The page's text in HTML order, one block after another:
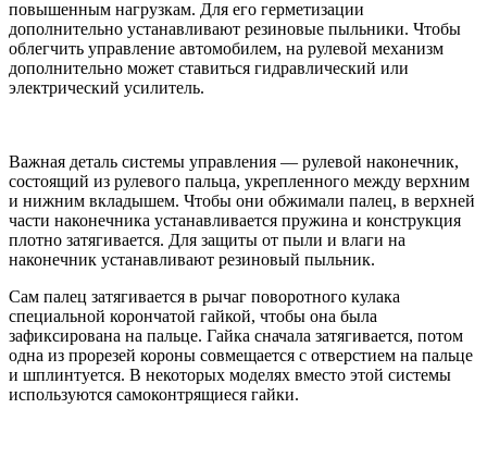
повышенным нагрузкам. Для его герметизации
дополнительно устанавливают резиновые пыльники. Чтобы
облегчить управление автомобилем, на рулевой механизм
дополнительно может ставиться гидравлический или
электрический усилитель.
Важная деталь системы управления — рулевой наконечник,
состоящий из рулевого пальца, укрепленного между верхним
и нижним вкладышем. Чтобы они обжимали палец, в верхней
части наконечника устанавливается пружина и конструкция
плотно затягивается. Для защиты от пыли и влаги на
наконечник устанавливают резиновый пыльник.
Сам палец затягивается в рычаг поворотного кулака
специальной корончатой гайкой, чтобы она была
зафиксирована на пальце. Гайка сначала затягивается, потом
одна из прорезей короны совмещается с отверстием на пальце
и шплинтуется. В некоторых моделях вместо этой системы
используются самоконтрящиеся гайки.